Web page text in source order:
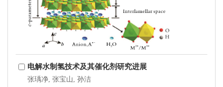
电解水制氢技术及其催化剂研究进展
张瑀净, 张宝山, 孙洁